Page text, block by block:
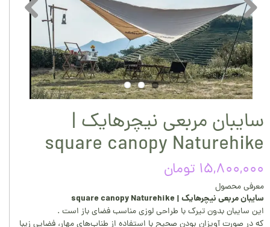
سایبان مربعی نیچرهایک |
square canopy Naturehike
۱۵,۸۰۰,۰۰۰ تومان
معرفی محصول
سایبان مربعی نیچرهایک | square canopy Naturehike
این سایبان بدون تیرک با طراحی لوزی مناسب فضای باز است .
که در صورت آویزان بودن صحیح با استفاده از طناب‌های مهار، فضایی زیبا